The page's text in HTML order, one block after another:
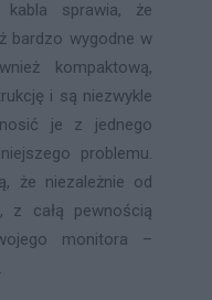
kabla sprawia, że
bardzo wygodne w
kompaktową,
i są niezwykle
je z jednego
problemu.
że niezależnie od
z całą pewnością
monitora –